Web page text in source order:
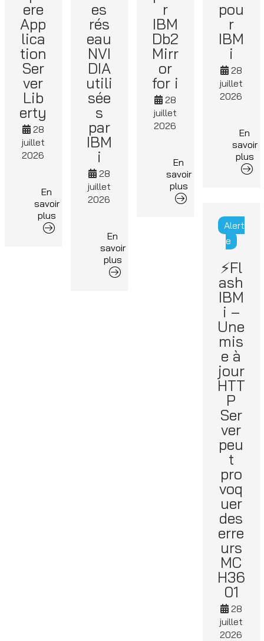
ere
App
lica
tion
Ser
ver
Lib
erty
28
juillet
2026
En
savoir
plus
es
rés
eau
NVI
DIA
utili
sée
s
par
IBM
i
28
juillet
2026
En
savoir
plus
r
IBM
Db2
Mirr
or
for i
28
juillet
2026
En
savoir
plus
pou
r
IBM
i
28
juillet
2026
En
savoir
plus
Alert
e
⚡Fl
ash
IBM
i –
Une
mis
e à
jour
HTT
P
Ser
ver
peu
t
pro
voq
uer
des
erre
urs
MC
H36
01
28
juillet
2026